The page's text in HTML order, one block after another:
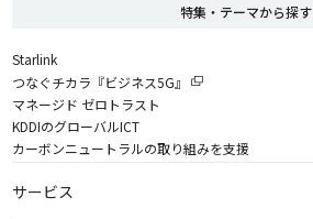
特集・テーマから探す
Starlink
つなぐチカラ『ビジネス5G』
マネージド ゼロトラスト
KDDIのグローバルICT
カーボンニュートラルの取り組みを支援
サービス